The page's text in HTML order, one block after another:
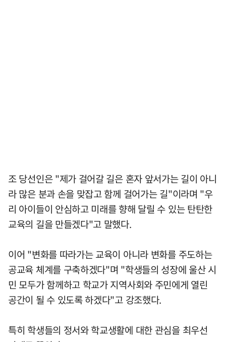
조 당선인은 "제가 걸어갈 길은 혼자 앞서가는 길이 아니
라 많은 분과 손을 맞잡고 함께 걸어가는 길"이라며 "우
리 아이들이 안심하고 미래를 향해 달릴 수 있는 탄탄한
교육의 길을 만들겠다"고 말했다.
이어 "변화를 따라가는 교육이 아니라 변화를 주도하는
공교육 체계를 구축하겠다"며 "학생들의 성장에 울산 시
민 모두가 함께하고 학교가 지역사회와 주민에게 열린
공간이 될 수 있도록 하겠다"고 강조했다.
특히 학생들의 정서와 학교생활에 대한 관심을 최우선